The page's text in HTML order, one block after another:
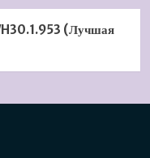
(Лучшая